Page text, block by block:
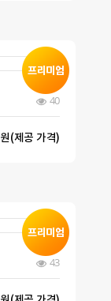
40
원(제공 가격)
43